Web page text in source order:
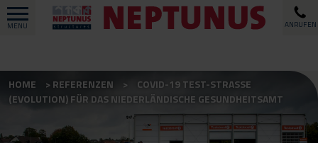
MENU ANRUFEN
HOME REFERENZEN
COVID-19 TEST-STRASSE (
EVOLUTION) FÜR DAS NIEDERLÄNDISCHE GESUNDHEITSAMT